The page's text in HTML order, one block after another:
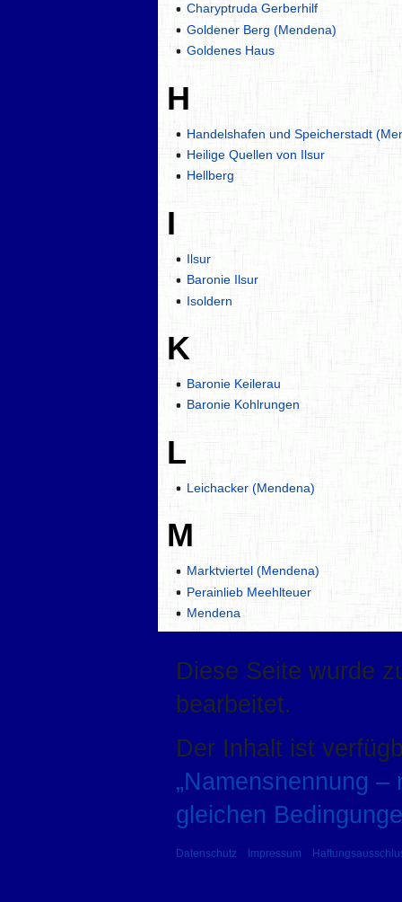
Charyptruda Gerberhilf
Goldener Berg (Mendena)
Goldenes Haus
H
Handelshafen und Speicherstadt
Heilige Quellen von Ilsur
Hellberg
I
Ilsur
Baronie Ilsur
Isoldern
K
Baronie Keilerau
Baronie Kohlrungen
L
Leichacker (Mendena)
M
Marktviertel (Mendena)
Perainlieb Meehlteuer
Mendena
Diese Seite wurde
bearbeitet.
Der Inhalt ist
„Namensnennung
gleichen
Datenschutz Impressum